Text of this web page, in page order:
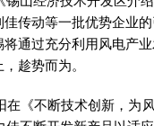
传动等一批优势企业
通过充分利用风电产
趁势而为。
不断技术创新，为